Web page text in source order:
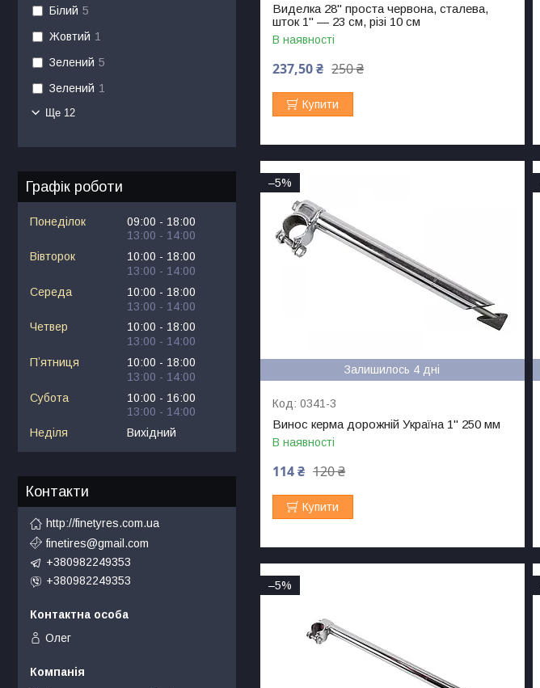
Виделка 28" проста червона, сталева,
шток 1" — 23 см, різі 10 см
В наявності
250 ₴
237,50 ₴
Купити
–5%
Залишилось 4 дні
0341-3
Винос керма дорожній Україна 1" 250 мм
В наявності
120 ₴
114 ₴
Купити
–5%
Білий 5
Жовтий 1
Зелений 5
Зелений 1
Ще 12
Графік роботи
Понеділок 09:00
18:00
13:00
14:00
Вівторок
10:00
18:00
13:00
14:00
Середа
10:00
18:00
13:00
14:00
Четвер
10:00
18:00
13:00
14:00
Пʼятниця
10:00
18:00
13:00
14:00
Субота
10:00
16:00
13:00
14:00
Неділя
Вихідний
Контакти
http://finetyres.com.ua
finetires@gmail.com
+380982249353
+380982249353
Олег